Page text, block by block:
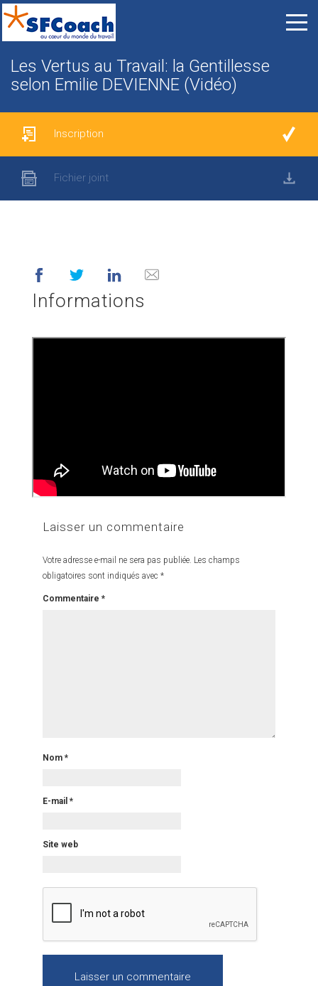
Les Vertus au Travail: la Gentillesse
selon Emilie DEVIENNE (Vidéo)
Inscription
Fichier joint
Informations
Laisser un commentaire
Votre adresse e-mail ne sera pas publiée. Les champs
obligatoires sont indiqués avec *
Commentaire *
Nom *
E-mail *
Site web